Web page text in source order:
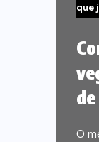
que
O